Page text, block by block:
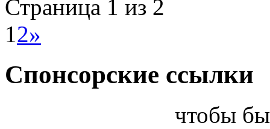
Страница 1 из 2
12»
Спонсорские ссылки
чтобы